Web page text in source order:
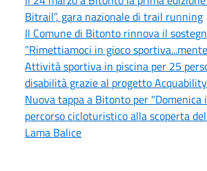
Bitrail”, gara nazionale di trail running
Il Comune di Bitonto rinnova il
”Rimettiamoci in gioco
Attività sportiva in piscina per 25
disabilità grazie al progetto Acquability
Nuova tappa a Bitonto per "Domenica
percorso cicloturistico alla scoperta
Lama Balice